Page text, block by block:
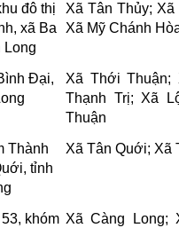
đô thị
xã Ba
Long
Xã Tân Thủy;
Xã Mỹ Chánh
Đại,
Xã Thới
Thạnh Trị; Xã
Thuận
Thành
tỉnh
Xã Tân Quới; Xã
khóm Xã Càng Long;